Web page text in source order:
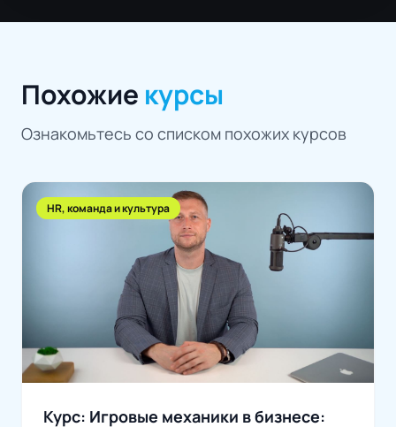
Похожие курсы
Ознакомьтесь со списком похожих курсов
HR, команда и культура
Курс: Игровые механики в бизнесе: